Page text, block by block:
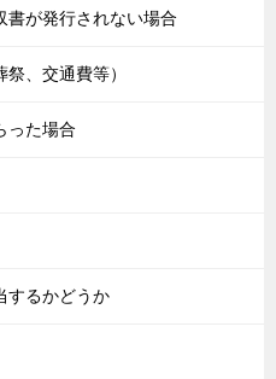
書が発行されない場合
、交通費等）
った場合
するかどうか